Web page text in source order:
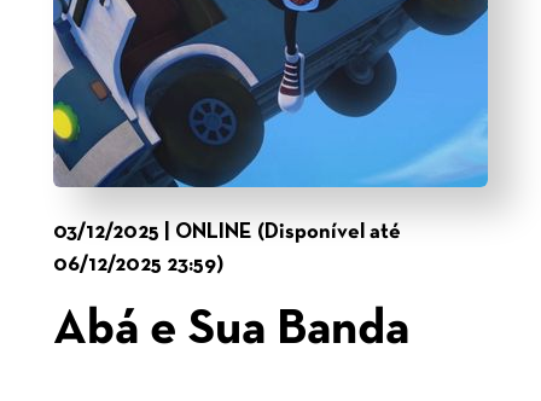
03/12/2025 | ONLINE (Disponível até
06/12/2025 23:59)
Abá e Sua Banda